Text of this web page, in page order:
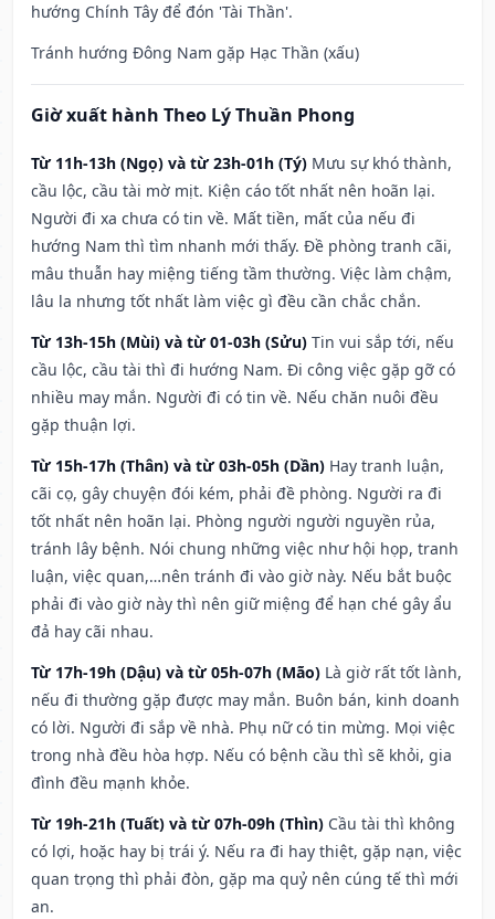
hướng Chính Tây để đón 'Tài Thần'.
Tránh hướng Đông Nam gặp Hạc Thần (xấu)
Giờ xuất hành Theo Lý Thuần Phong
Từ 11h-13h (Ngọ) và từ 23h-01h (Tý) Mưu sự khó thành,
cầu lộc, cầu tài mờ mịt. Kiện cáo tốt nhất nên hoãn lại.
Người đi xa chưa có tin về. Mất tiền, mất của nếu đi
hướng Nam thì tìm nhanh mới thấy. Đề phòng tranh cãi,
mâu thuẫn hay miệng tiếng tầm thường. Việc làm chậm,
lâu la nhưng tốt nhất làm việc gì đều cần chắc chắn.
Từ 13h-15h (Mùi) và từ 01-03h (Sửu) Tin vui sắp tới, nếu
cầu lộc, cầu tài thì đi hướng Nam. Đi công việc gặp gỡ có
nhiều may mắn. Người đi có tin về. Nếu chăn nuôi đều
gặp thuận lợi.
Từ 15h-17h (Thân) và từ 03h-05h (Dần) Hay tranh luận,
cãi cọ, gây chuyện đói kém, phải đề phòng. Người ra đi
tốt nhất nên hoãn lại. Phòng người người nguyền rủa,
tránh lây bệnh. Nói chung những việc như hội họp, tranh
luận, việc quan,…nên tránh đi vào giờ này. Nếu bắt buộc
phải đi vào giờ này thì nên giữ miệng để hạn ché gây ẩu
đả hay cãi nhau.
Từ 17h-19h (Dậu) và từ 05h-07h (Mão) Là giờ rất tốt lành,
nếu đi thường gặp được may mắn. Buôn bán, kinh doanh
có lời. Người đi sắp về nhà. Phụ nữ có tin mừng. Mọi việc
trong nhà đều hòa hợp. Nếu có bệnh cầu thì sẽ khỏi, gia
đình đều mạnh khỏe.
Từ 19h-21h (Tuất) và từ 07h-09h (Thìn) Cầu tài thì không
có lợi, hoặc hay bị trái ý. Nếu ra đi hay thiệt, gặp nạn, việc
quan trọng thì phải đòn, gặp ma quỷ nên cúng tế thì mới
an.